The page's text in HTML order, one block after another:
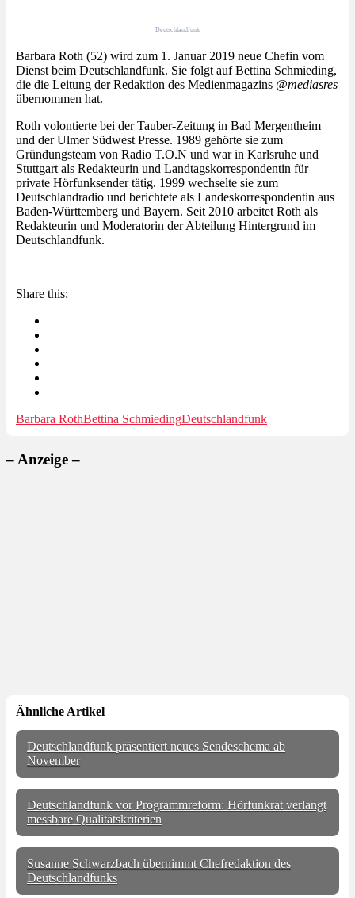
Deutschlandfunk
Barbara Roth (52) wird zum 1. Januar 2019 neue Chefin vom
Dienst beim Deutschlandfunk. Sie folgt auf Bettina Schmieding,
die die Leitung der Redaktion des Medienmagazins @mediasres
übernommen hat.
Roth volontierte bei der Tauber-Zeitung in Bad Mergentheim
und der Ulmer Südwest Presse. 1989 gehörte sie zum
Gründungsteam von Radio T.O.N und war in Karlsruhe und
Stuttgart als Redakteurin und Landtagskorrespondentin für
private Hörfunksender tätig. 1999 wechselte sie zum
Deutschlandradio und berichtete als Landeskorrespondentin aus
Baden-Württemberg und Bayern. Seit 2010 arbeitet Roth als
Redakteurin und Moderatorin der Abteilung Hintergrund im
Deutschlandfunk.
Share this:
Barbara RothBettina SchmiedingDeutschlandfunk
– Anzeige –
Ähnliche Artikel
Deutschlandfunk präsentiert neues Sendeschema ab
November
Deutschlandfunk vor Programmreform: Hörfunkrat verlangt
messbare Qualitätskriterien
Susanne Schwarzbach übernimmt Chefredaktion des
Deutschlandfunks